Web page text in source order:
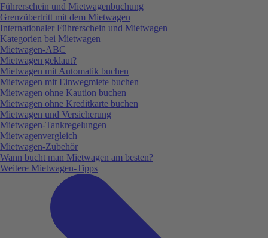
Führerschein und Mietwagenbuchung
Grenzübertritt mit dem Mietwagen
Internationaler Führerschein und Mietwagen
Kategorien bei Mietwagen
Mietwagen-ABC
Mietwagen geklaut?
Mietwagen mit Automatik buchen
Mietwagen mit Einwegmiete buchen
Mietwagen ohne Kaution buchen
Mietwagen ohne Kreditkarte buchen
Mietwagen und Versicherung
Mietwagen-Tankregelungen
Mietwagenvergleich
Mietwagen-Zubehör
Wann bucht man Mietwagen am besten?
Weitere Mietwagen-Tipps